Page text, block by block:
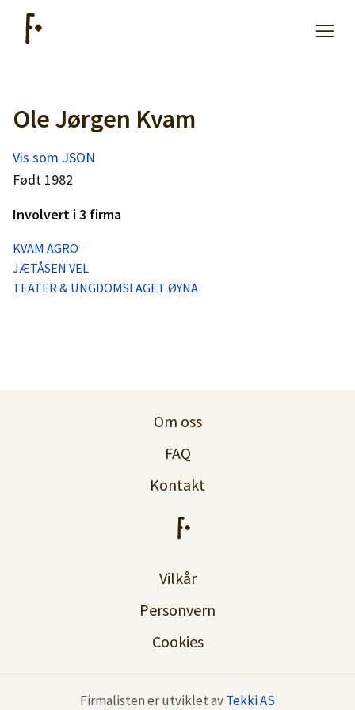
Artikler
Hjelp
Kjøpe lister
Priser
Ole Jørgen Kvam
Vis som JSON
Født 1982
Involvert i 3 firma
KVAM AGRO
JÆTÅSEN VEL
TEATER & UNGDOMSLAGET ØYNA
Om oss
FAQ
Kontakt
Vilkår
Personvern
Cookies
Firmalisten er utviklet avTekki AS